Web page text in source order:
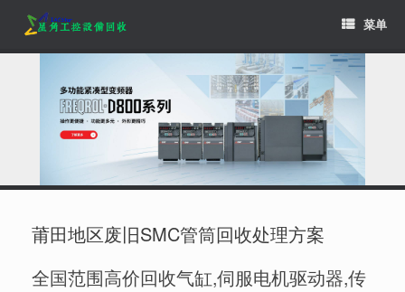
content
菜单
莆田地区废旧SMC管筒回收处理方案
全国范围高价回收气缸,伺服电机驱动器,传